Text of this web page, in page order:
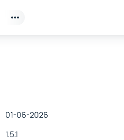
01-06-2026
1.5.1